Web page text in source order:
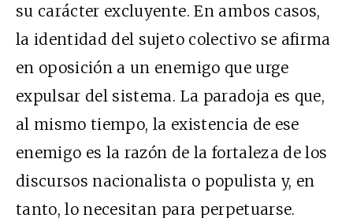
su carácter excluyente. En ambos casos,
la identidad del sujeto colectivo se afirma
en oposición a un enemigo que urge
expulsar del sistema. La paradoja es que,
al mismo tiempo, la existencia de ese
enemigo es la razón de la fortaleza de los
discursos nacionalista o populista y, en
tanto, lo necesitan para perpetuarse.